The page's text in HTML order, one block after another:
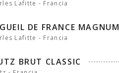
Lafitte - Francia
DE FRANCE MAGNUM
Lafitte - Francia
BRUT CLASSIC